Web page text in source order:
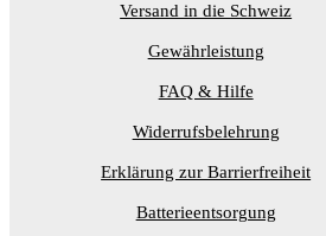
Versand in die Schweiz
Gewährleistung
FAQ & Hilfe
Widerrufsbelehrung
Erklärung zur Barrierfreiheit
Batterieentsorgung